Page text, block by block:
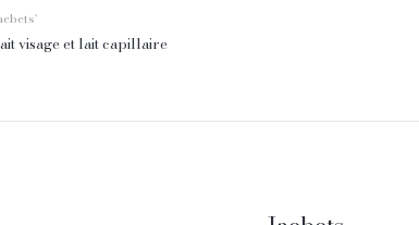
visage et lait capillaire